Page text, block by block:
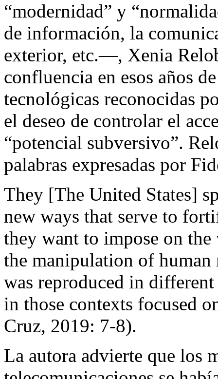
“modernidad” y
de información, la
exterior, etc.—, Xenia
confluencia en esos años
tecnológicas reconocidas
el deseo de controlar el
“potencial subversivo”.
palabras expresadas por
They [The United States]
new ways that serve to
they want to impose on
the manipulation of
was reproduced in
in those contexts focused
Cruz, 2019: 7-8).
La autora advierte que los